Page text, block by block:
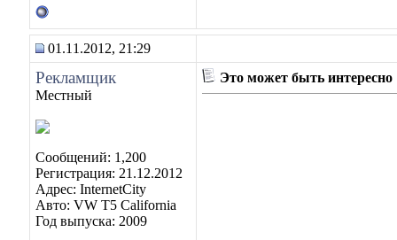
01.11.2012, 21:29
Рекламщик
Местный
Сообщений: 1,200
Регистрация: 21.12.2012
Адрес: InternetCity
Авто: VW T5 California
Год выпуска: 2009
Это может быть интересно